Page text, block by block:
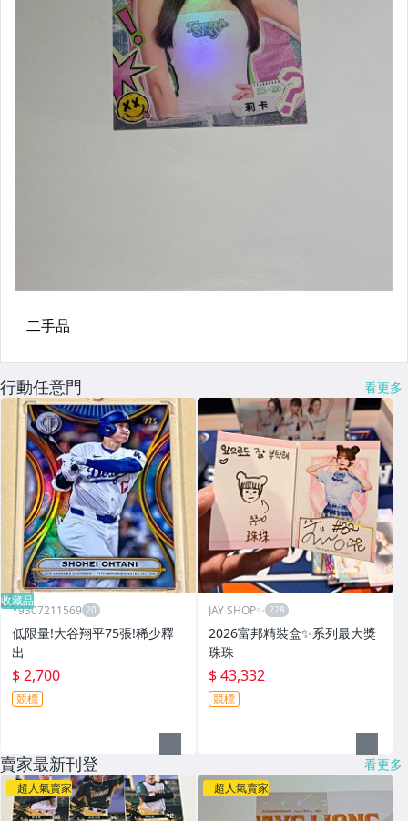
行動任意門 看更多
收藏品
Y9307211569
低限量!大谷翔平75張!稀少釋
出
$ 2,700
競標
JAY SHOP✨
2026富邦精裝盒✨系列最大獎
珠珠
$ 43,332
競標
賣家最新刊登 看更多
超人氣賣家 超人氣賣家